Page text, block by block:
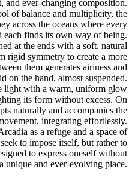
and ever-changing composition.
of balance and multiplicity, the
across the oceans where every
each finds its own way of being.
at the ends with a soft, natural
rigid symmetry to create a more
them generates airiness and
on the hand, almost suspended.
light with a warm, uniform glow
its form without excess. On
naturally and accompanies the
integrating effortlessly.
as a refuge and a space of
to impose itself, but rather to
to express oneself without
unique and ever-evolving place.